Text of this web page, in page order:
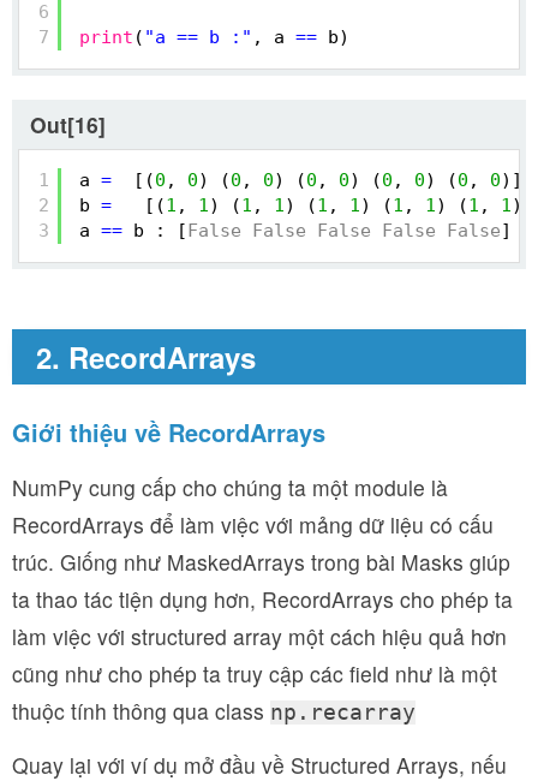
6
7
print ( "a == b :" , a == b)
Out[16]
1
2
3
a = [(0 , 0) (0 , 0) (0 , 0) (0 , 0) (0 , 0)]
b = [(1 , 1) (1 , 1) (1 , 1) (1 , 1) (1 , 1)]
a == b : [False False False False False]
2. RecordArrays
Giới thiệu về RecordArrays
NumPy cung cấp cho chúng ta một module là
RecordArrays để làm việc với mảng dữ liệu có cấu
trúc. Giống như MaskedArrays trong bài Masks giúp
ta thao tác tiện dụng hơn, RecordArrays cho phép ta
làm việc với structured array một cách hiệu quả hơn
cũng như cho phép ta truy cập các field như là một
thuộc tính thông qua class np.recarray
Quay lại với ví dụ mở đầu về Structured Arrays, nếu